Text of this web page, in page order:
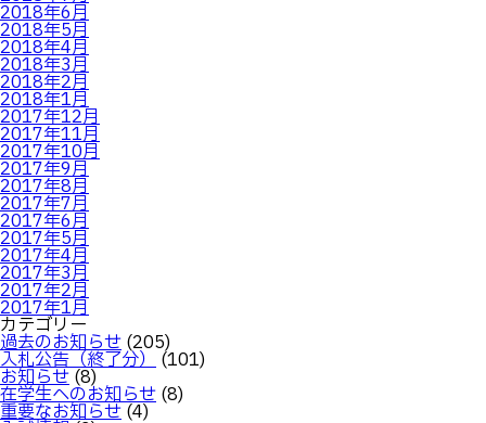
2018年6月
2018年5月
2018年4月
2018年3月
2018年2月
2018年1月
2017年12月
2017年11月
2017年10月
2017年9月
2017年8月
2017年7月
2017年6月
2017年5月
2017年4月
2017年3月
2017年2月
2017年1月
カテゴリー
過去のお知らせ (205)
入札公告（終了分） (101)
お知らせ (8)
在学生へのお知らせ (8)
重要なお知らせ (4)